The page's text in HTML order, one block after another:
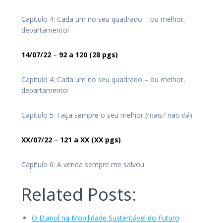
Capítulo 4: Cada um no seu quadrado – ou melhor,
departamento!
14/07/22 – 92 a 120 (28 pgs)
Capítulo 4: Cada um no seu quadrado – ou melhor,
departamento!
Capítulo 5: Faça sempre o seu melhor (mais? não dá)
XX/07/22 – 121 a XX (XX pgs)
Capítulo 6: A venda sempre me salvou
Related Posts:
O Etanol na Mobilidade Sustentável do Futuro